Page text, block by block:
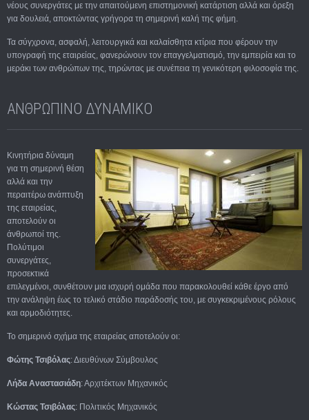
νέους συνεργάτες με την απαιτούμενη επιστημονική κατάρτιση αλλά και όρεξη
για δουλειά, αποκτώντας γρήγορα τη σημερινή καλή της φήμη.
Τα σύγχρονα, ασφαλή, λειτουργικά και καλαίσθητα κτίρια που φέρουν την
υπογραφή της εταιρείας, φανερώνουν τον επαγγελματισμό, την εμπειρία και το
μεράκι των ανθρώπων της, τηρώντας με συνέπεια τη γενικότερη φιλοσοφία της.
ΑΝΘΡΩΠΙΝΟ ΔΥΝΑΜΙΚΟ
Κινητήρια δύναμη
για τη σημερινή θέση
αλλά και την
περαιτέρω ανάπτυξη
της εταιρείας,
αποτελούν οι
άνθρωποί της.
Πολύτιμοι
συνεργάτες,
προσεκτικά
επιλεγμένοι, συνθέτουν μια ισχυρή ομάδα που παρακολουθεί κάθε έργο από
την ανάληψη έως το τελικό στάδιο παράδοσής του, με συγκεκριμένους ρόλους
και αρμοδιότητες.
Το σημερινό σχήμα της εταιρείας αποτελούν οι:
Φώτης Τσιβόλας: Διευθύνων Σύμβουλος
Λήδα Αναστασιάδη: Αρχιτέκτων Μηχανικός
Κώστας Τσιβόλας: Πολιτικός Μηχανικός